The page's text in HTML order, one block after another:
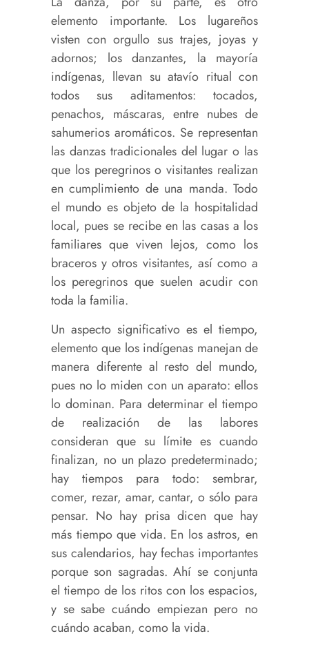
elemento importante. Los lugareños
visten con orgullo sus trajes, joyas y
adornos; los danzantes, la mayoría
indígenas, llevan su atavío ritual con
todos sus aditamentos: tocados,
penachos, máscaras, entre nubes de
sahumerios aromáticos. Se representan
las danzas tradicionales del lugar o las
que los peregrinos o visitantes realizan
en cumplimiento de una manda. Todo
el mundo es objeto de la hospitalidad
local, pues se recibe en las casas a los
familiares que viven lejos, como los
braceros y otros visitantes, así como a
los peregrinos que suelen acudir con
toda la familia.
Un aspecto significativo es el tiempo,
elemento que los indígenas manejan de
manera diferente al resto del mundo,
pues no lo miden con un aparato: ellos
lo dominan. Para determinar el tiempo
de realización de las labores
consideran que su límite es cuando
finalizan, no un plazo predeterminado;
hay tiempos para todo: sembrar,
comer, rezar, amar, cantar, o sólo para
pensar. No hay prisa dicen que hay
más tiempo que vida. En los astros, en
sus calendarios, hay fechas importantes
porque son sagradas. Ahí se conjunta
el tiempo de los ritos con los espacios,
y se sabe cuándo empiezan pero no
cuándo acaban, como la vida.